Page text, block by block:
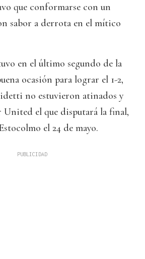
que conformarse con un
sabor a derrota en el mítico
en el último segundo de la
ocasión para lograr el 1-2,
no estuvieron atinados y
United el que disputará la final,
el 24 de mayo.